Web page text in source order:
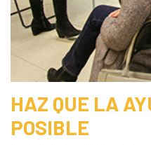
HAZ QUE LA
POSIBLE